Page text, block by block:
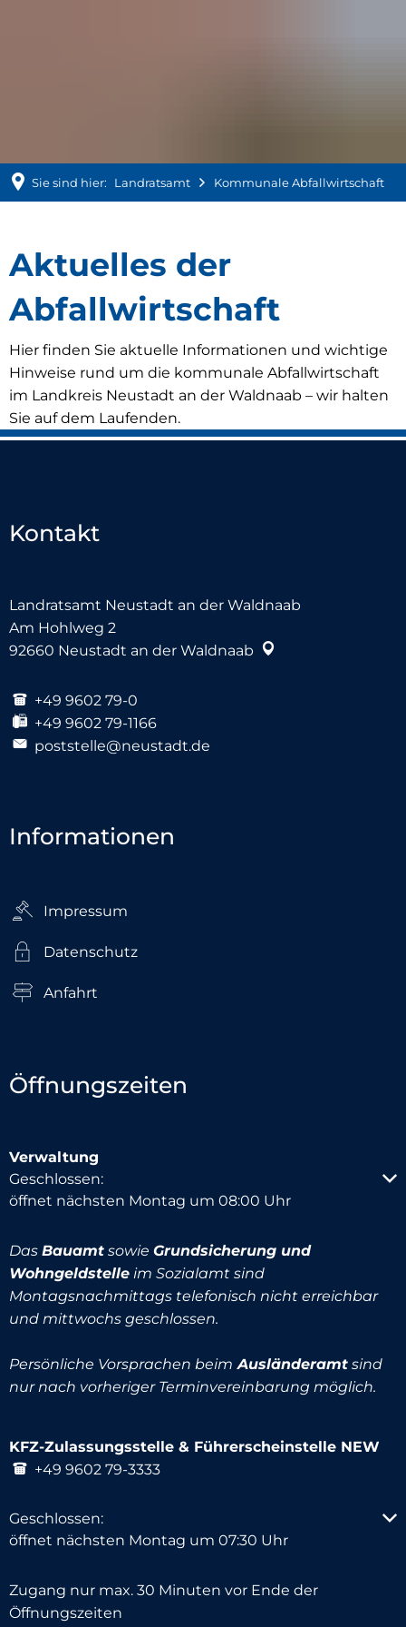
Sie sind hier: Landratsamt Kommunale Abfallwirtschaft
Aktuelles
der
Abfallwirtschaft
Aktuelles der
Abfallwirtschaft
Hier finden Sie aktuelle Informationen und wichtige
Hinweise rund um die kommunale Abfallwirtschaft
im Landkreis Neustadt an der Waldnaab – wir halten
Sie auf dem Laufenden.
Kontakt
Landratsamt Neustadt an der Waldnaab
Am Hohlweg 2
92660 Neustadt an der Waldnaab
+49 9602 79-0
+49 9602 79-1166
poststelle@neustadt.de
Informationen
Impressum
Datenschutz
Anfahrt
Öffnungszeiten
Verwaltung
Klicken, um weitere Öffnungs- oder Schließzeiten
Geschlossen:
öffnet nächsten Montag um 08:00 Uhr
Das Bauamt sowie Grundsicherung und
Wohngeldstelle im Sozialamt sind
Montagsnachmittags telefonisch nicht erreichbar
und mittwochs geschlossen.
Persönliche Vorsprachen beim Ausländeramt sind
nur nach vorheriger Terminvereinbarung möglich.
KFZ-Zulassungsstelle & Führerscheinstelle NEW
+49 9602 79-3333
Klicken, um weitere Öffnungs- oder Schließzeiten
Geschlossen:
öffnet nächsten Montag um 07:30 Uhr
Zugang nur max. 30 Minuten vor Ende der
Öffnungszeiten